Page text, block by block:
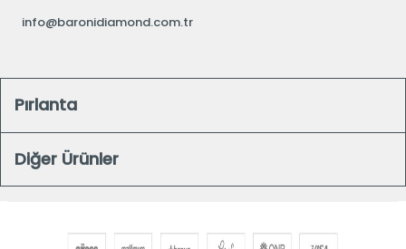
info@baronidiamond.com.tr
Pırlanta
Diğer Ürünler